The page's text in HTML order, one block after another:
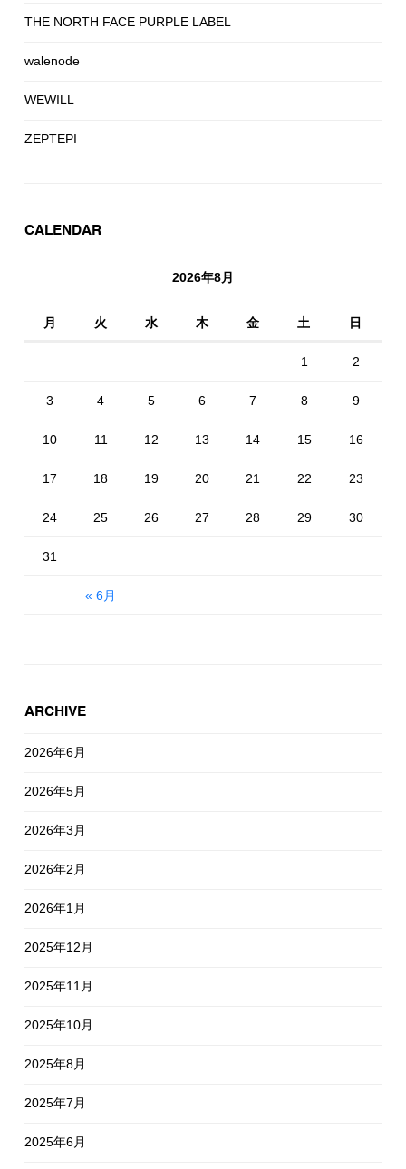
THE NORTH FACE PURPLE LABEL
walenode
WEWILL
ZEPTEPI
CALENDAR
2026年8月
月 火 水 木 金 土 日
« 6月
1 2
3 4 5 6 7 8 9
10 11 12 13 14 15 16
17 18 19 20 21 22 23
24 25 26 27 28 29 30
31
ARCHIVE
2026年6月
2026年5月
2026年3月
2026年2月
2026年1月
2025年12月
2025年11月
2025年10月
2025年8月
2025年7月
2025年6月